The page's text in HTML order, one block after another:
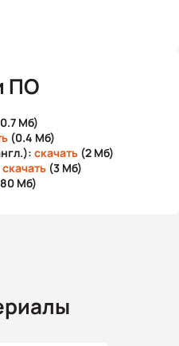
ПО
Мб)
(0.4 Мб)
скачать (2 Мб)
скачать (3 Мб)
Мб)